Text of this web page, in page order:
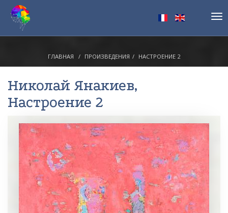
ГЛАВНАЯ ПРОИЗВЕДЕНИЯ НАСТРОЕНИЕ 2
Николай Янакиев,
Настроение 2